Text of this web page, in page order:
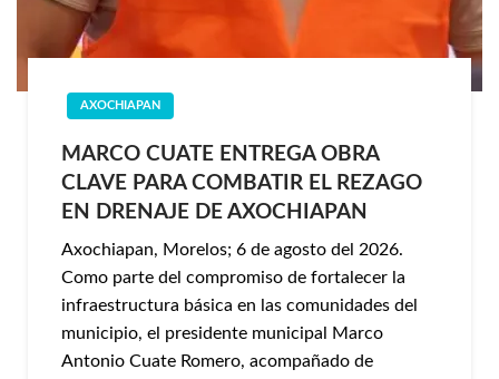
AXOCHIAPAN
MARCO CUATE ENTREGA OBRA
CLAVE PARA COMBATIR EL REZAGO
EN DRENAJE DE AXOCHIAPAN
Axochiapan, Morelos; 6 de agosto del 2026.
Como parte del compromiso de fortalecer la
infraestructura básica en las comunidades del
municipio, el presidente municipal Marco
Antonio Cuate Romero, acompañado de